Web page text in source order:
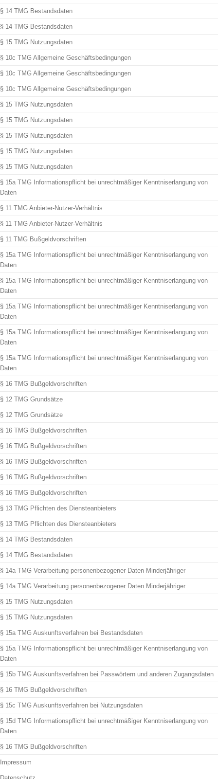
§ 14 TMG Bestandsdaten
§ 14 TMG Bestandsdaten
§ 15 TMG Nutzungsdaten
§ 10c TMG Allgemeine Geschäftsbedingungen
§ 10c TMG Allgemeine Geschäftsbedingungen
§ 10c TMG Allgemeine Geschäftsbedingungen
§ 15 TMG Nutzungsdaten
§ 15 TMG Nutzungsdaten
§ 15 TMG Nutzungsdaten
§ 15 TMG Nutzungsdaten
§ 15 TMG Nutzungsdaten
§ 15a TMG Informationspflicht bei unrechtmäßiger Kenntniserlangung von
Daten
§ 11 TMG Anbieter-Nutzer-Verhältnis
§ 11 TMG Anbieter-Nutzer-Verhältnis
§ 11 TMG Bußgeldvorschriften
§ 15a TMG Informationspflicht bei unrechtmäßiger Kenntniserlangung von
Daten
§ 15a TMG Informationspflicht bei unrechtmäßiger Kenntniserlangung von
Daten
§ 15a TMG Informationspflicht bei unrechtmäßiger Kenntniserlangung von
Daten
§ 15a TMG Informationspflicht bei unrechtmäßiger Kenntniserlangung von
Daten
§ 15a TMG Informationspflicht bei unrechtmäßiger Kenntniserlangung von
Daten
§ 16 TMG Bußgeldvorschriften
§ 12 TMG Grundsätze
§ 12 TMG Grundsätze
§ 16 TMG Bußgeldvorschriften
§ 16 TMG Bußgeldvorschriften
§ 16 TMG Bußgeldvorschriften
§ 16 TMG Bußgeldvorschriften
§ 16 TMG Bußgeldvorschriften
§ 13 TMG Pflichten des Diensteanbieters
§ 13 TMG Pflichten des Diensteanbieters
§ 14 TMG Bestandsdaten
§ 14 TMG Bestandsdaten
§ 14a TMG Verarbeitung personenbezogener Daten Minderjähriger
§ 14a TMG Verarbeitung personenbezogener Daten Minderjähriger
§ 15 TMG Nutzungsdaten
§ 15 TMG Nutzungsdaten
§ 15a TMG Auskunftsverfahren bei Bestandsdaten
§ 15a TMG Informationspflicht bei unrechtmäßiger Kenntniserlangung von
Daten
§ 15b TMG Auskunftsverfahren bei Passwörtern und anderen Zugangsdaten
§ 16 TMG Bußgeldvorschriften
§ 15c TMG Auskunftsverfahren bei Nutzungsdaten
§ 15d TMG Informationspflicht bei unrechtmäßiger Kenntniserlangung von
Daten
§ 16 TMG Bußgeldvorschriften
Impressum